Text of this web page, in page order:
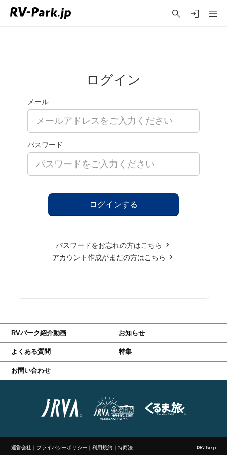
ログイン
メール
パスワード
パスワードをお忘れの方はこちら
アカウント作成がまだの方はこちら
RVパーク紹介動画 お知らせ
よくある質問 特集
お問い合わせ
運営会社 ｜ プライバシーポリシー ｜利用規約 ｜特商法 ©RV-Park.jp